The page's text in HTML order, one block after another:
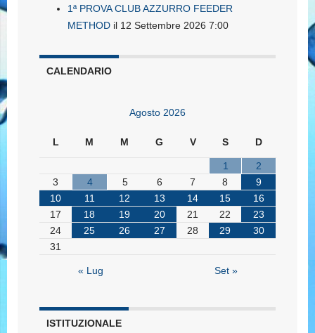
1ª PROVA CLUB AZZURRO FEEDER
METHOD il 12 Settembre 2026 7:00
CALENDARIO
Agosto 2026
L M M G V S D
1
2
3
4 5 6 7 8
9
10
11 12 13 14 15
16
17
18 19 20 21 22
23
24
25 26 27 28 29
30
31
« Lug Set »
ISTITUZIONALE